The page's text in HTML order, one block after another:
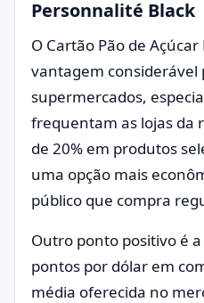
Personnalité Black
O Cartão Pão de
vantagem considerável
supermercados,
frequentam as lojas da
de 20% em produtos
uma opção mais
público que compra
Outro ponto positivo é
pontos por dólar em
média oferecida no